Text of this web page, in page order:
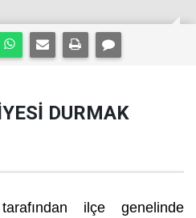
DURMAK
ilçe genelinde